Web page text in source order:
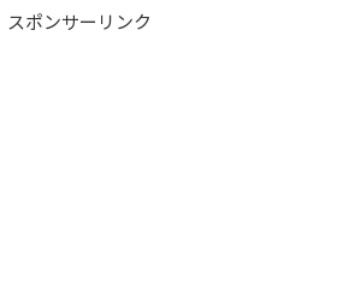
スポンサーリンク